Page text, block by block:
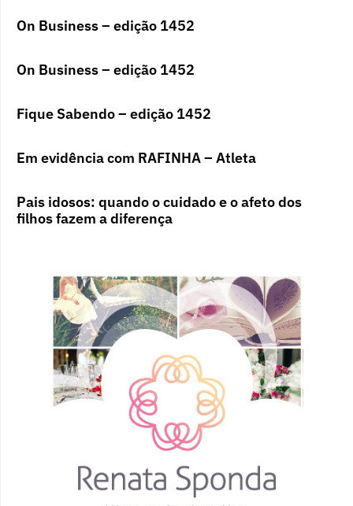
On Business – edição 1452
On Business – edição 1452
Fique Sabendo – edição 1452
Em evidência com RAFINHA – Atleta
Pais idosos: quando o cuidado e o afeto dos
filhos fazem a diferença